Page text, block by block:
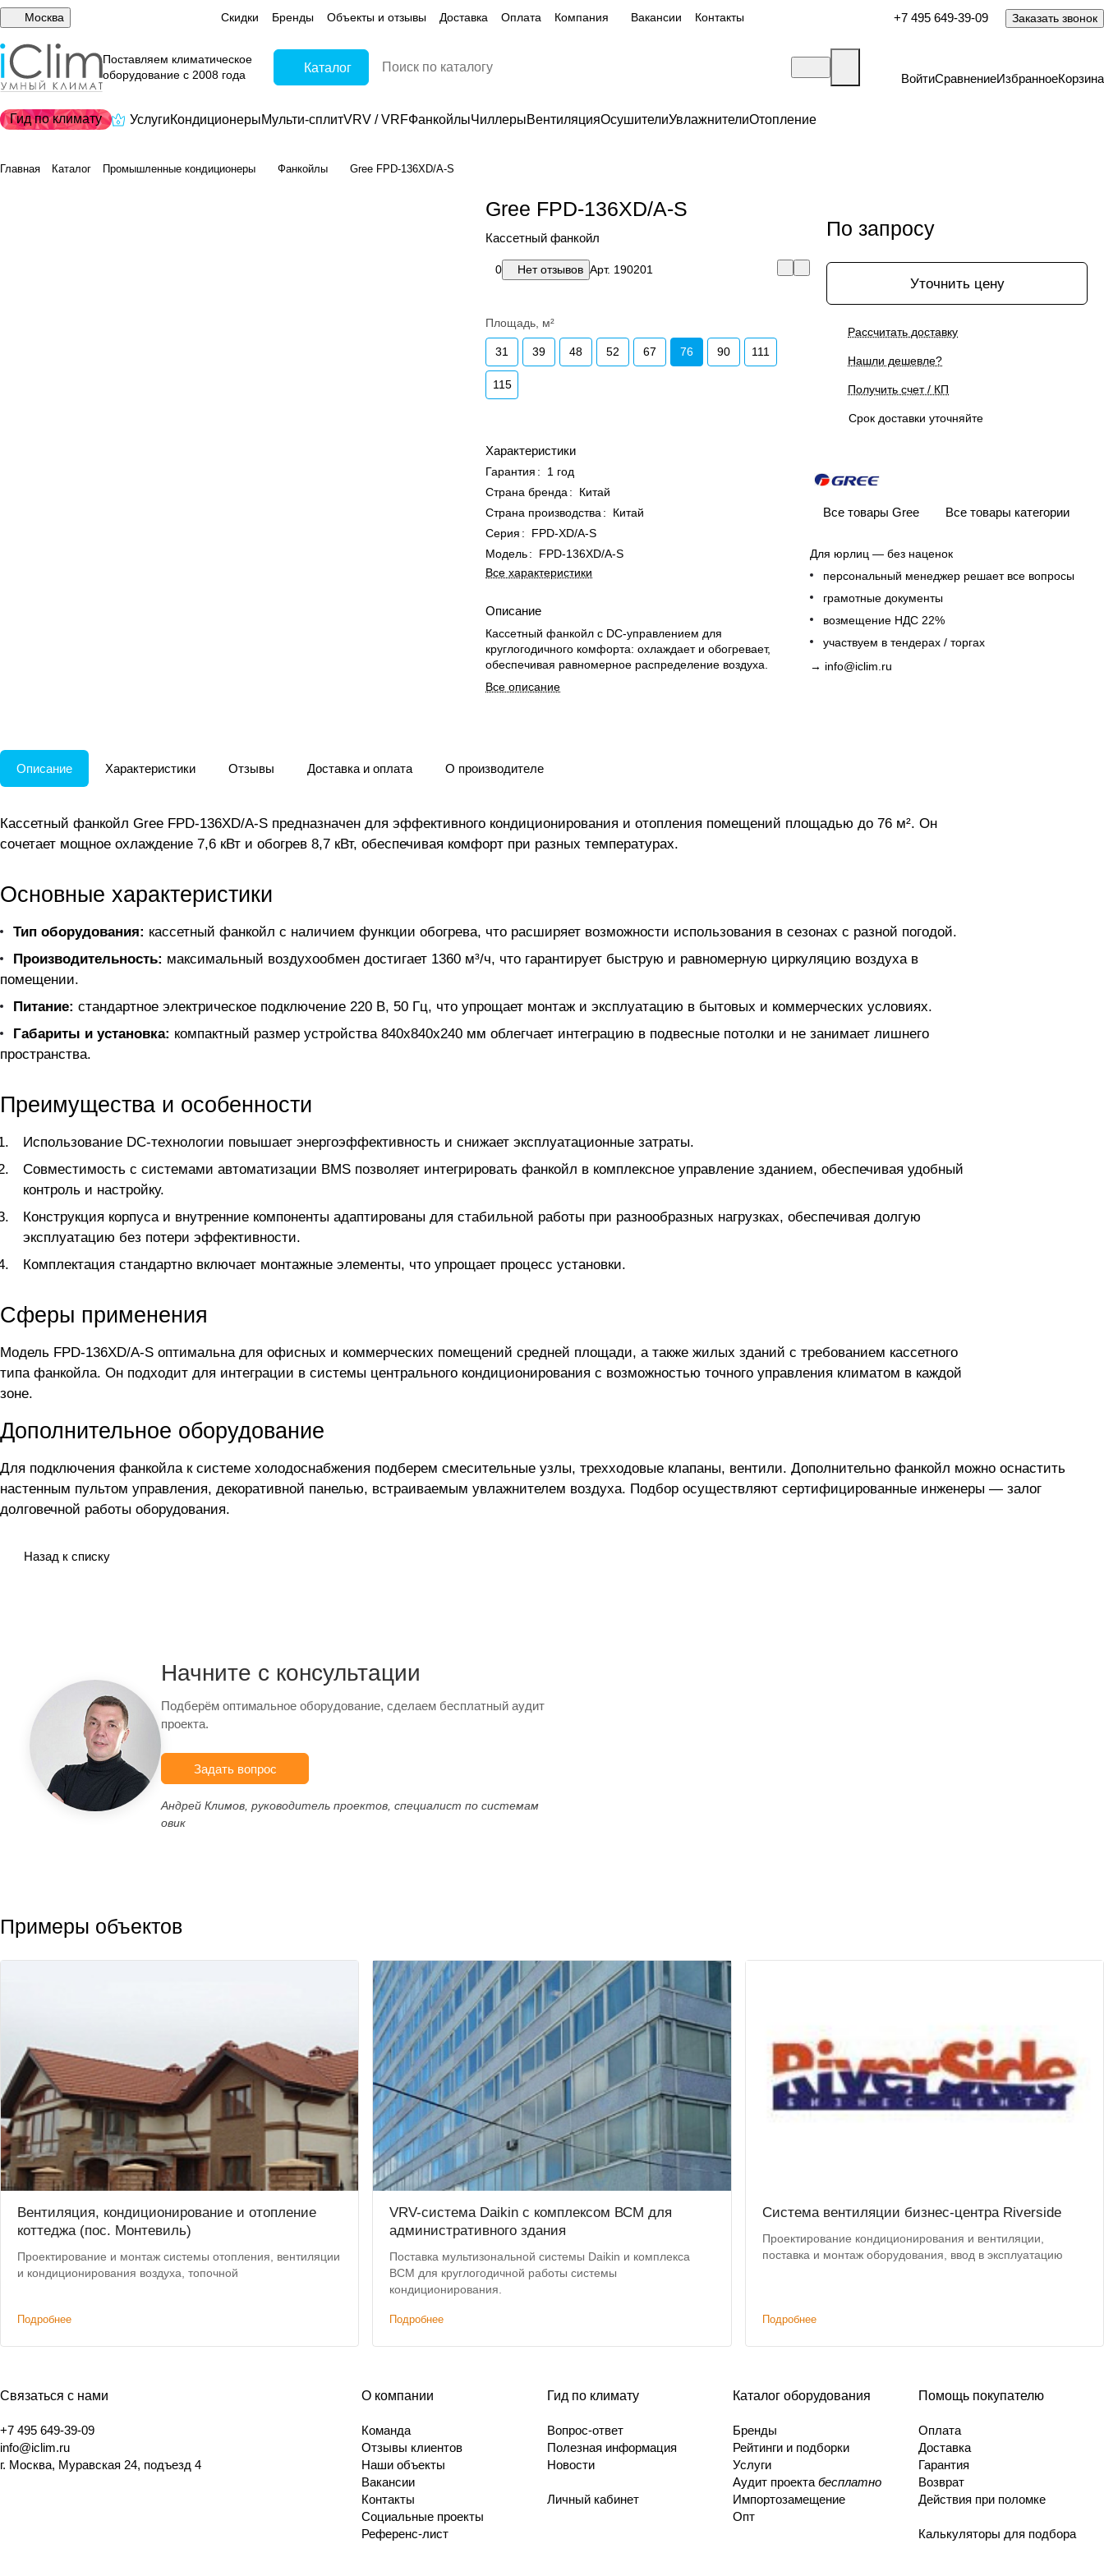
Москва Скидки Бренды Объекты и отзывы Доставка Оплата Компания Вакансии Контакты +7 495 649-39-09 Заказать звонок
Поставляем климатическое
оборудование с 2008 года
Каталог
ВойтиСравнениеИзбранноеКорзина
Гид по климату УслугиКондиционерыМульти-сплитVRV / VRFФанкойлыЧиллерыВентиляцияОсушителиУвлажнителиОтопление
Главная Каталог Промышленные кондиционеры Фанкойлы Gree FPD-136XD/A-S
Gree FPD-136XD/A-S
Кассетный фанкойл
0 Нет отзывов Арт. 190201
Площадь, м²
31 39 48 52 67 76 90 111
115
Характеристики
Гарантия :
1 год
Страна бренда :
Китай
Страна производства :
Китай
Серия :
FPD-XD/A-S
Модель:
FPD-136XD/A-S
Все характеристики
Описание
Кассетный фанкойл с DC-управлением для
круглогодичного комфорта: охлаждает и обогревает,
обеспечивая равномерное распределение воздуха.
Все описание
По запросу
Уточнить цену
Рассчитать доставку
Нашли дешевле?
Получить счет / КП
Срок доставки уточняйте
Все товары Gree Все товары категории
Для юрлиц — без наценок
персональный менеджер решает все вопросы
грамотные документы
возмещение НДС 22%
участвуем в тендерах / торгах
→ info@iclim.ru
Описание Характеристики Отзывы Доставка и оплата О производителе
Кассетный фанкойл Gree FPD-136XD/A-S предназначен для эффективного кондиционирования и отопления помещений площадью до 76 м². Он
сочетает мощное охлаждение 7,6 кВт и обогрев 8,7 кВт, обеспечивая комфорт при разных температурах.
Основные характеристики
Тип оборудования: кассетный фанкойл с наличием функции обогрева, что расширяет возможности использования в сезонах с разной погодой.
Производительность: максимальный воздухообмен достигает 1360 м³/ч, что гарантирует быструю и равномерную циркуляцию воздуха в
помещении.
Питание: стандартное электрическое подключение 220 В, 50 Гц, что упрощает монтаж и эксплуатацию в бытовых и коммерческих условиях.
Габариты и установка: компактный размер устройства 840х840х240 мм облегчает интеграцию в подвесные потолки и не занимает лишнего
пространства.
Преимущества и особенности
Использование DC-технологии повышает энергоэффективность и снижает эксплуатационные затраты.
Совместимость с системами автоматизации BMS позволяет интегрировать фанкойл в комплексное управление зданием, обеспечивая удобный
контроль и настройку.
Конструкция корпуса и внутренние компоненты адаптированы для стабильной работы при разнообразных нагрузках, обеспечивая долгую
эксплуатацию без потери эффективности.
Комплектация стандартно включает монтажные элементы, что упрощает процесс установки.
Сферы применения
Модель FPD-136XD/A-S оптимальна для офисных и коммерческих помещений средней площади, а также жилых зданий с требованием кассетного
типа фанкойла. Он подходит для интеграции в системы центрального кондиционирования с возможностью точного управления климатом в каждой
зоне.
Дополнительное оборудование
Для подключения фанкойла к системе холодоснабжения подберем смесительные узлы, трехходовые клапаны, вентили. Дополнительно фанкойл можно оснастить
настенным пультом управления, декоративной панелью, встраиваемым увлажнителем воздуха. Подбор осуществляют сертифицированные инженеры — залог
долговечной работы оборудования.
Назад к списку
Начните с консультации
Подберём оптимальное оборудование, сделаем бесплатный аудит
проекта.
Задать вопрос
Андрей Климов, руководитель проектов, специалист по системам
овик
Примеры объектов
Вентиляция, кондиционирование и отопление
коттеджа (пос. Монтевиль)
Проектирование и монтаж системы отопления, вентиляции
и кондиционирования воздуха, топочной
Подробнее
VRV-система Daikin с комплексом ВСМ для
административного здания
Поставка мультизональной системы Daikin и комплекса
ВСМ для круглогодичной работы системы
кондиционирования.
Подробнее
Система вентиляции бизнес-центра Riverside
Проектирование кондиционирования и вентиляции,
поставка и монтаж оборудования, ввод в эксплуатацию
Подробнее
Связаться с нами
+7 495 649-39-09
info@iclim.ru
г. Москва, Муравская 24, подъезд 4
О компании
Команда
Отзывы клиентов
Наши объекты
Вакансии
Контакты
Социальные проекты
Референс-лист
Гид по климату
Вопрос-ответ
Полезная информация
Новости
Личный кабинет
Каталог оборудования
Бренды
Рейтинги и подборки
Услуги
Аудит проекта бесплатно
Импортозамещение
Опт
Помощь покупателю
Оплата
Доставка
Гарантия
Возврат
Действия при поломке
Калькуляторы для подбора